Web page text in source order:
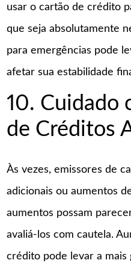
usar o cartão de crédito
que seja absolutamente
para emergências pode
afetar sua estabilidade
10. Cuidado
de Créditos
Às vezes, emissores de
adicionais ou aumentos
aumentos possam
avaliá-los com cautela.
crédito pode levar a mais